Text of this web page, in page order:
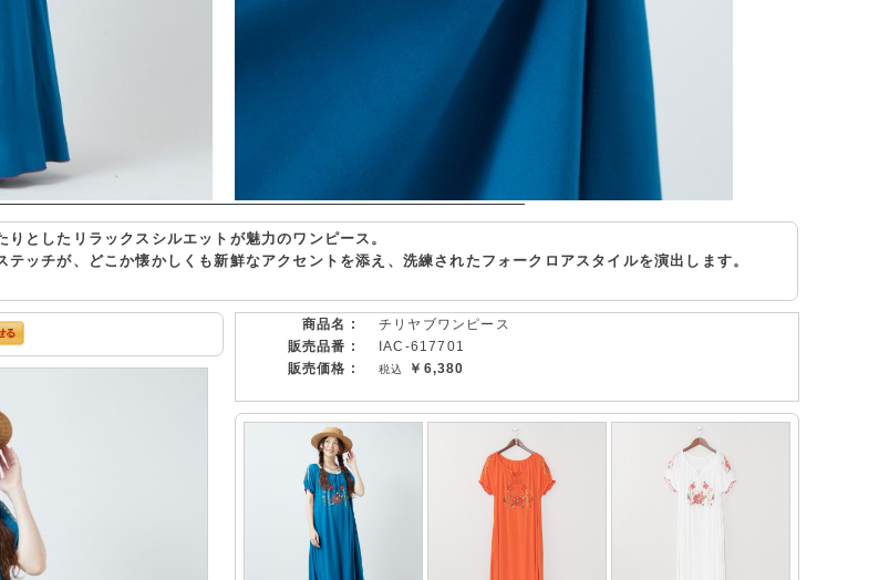
としたリラックスシルエットが魅力のワンピース。
ッチが、どこか懐かしくも新鮮なアクセントを添え、洗練されたフォークロアスタイルを演出します。
商品名 :
チリヤブワンピース
販売品番 :
IAC-617701
販売価格 :
￥6,380